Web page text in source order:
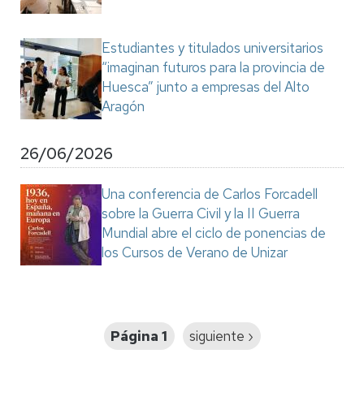
Estudiantes y titulados universitarios
“imaginan futuros para la provincia de
Huesca” junto a empresas del Alto
Aragón
26/06/2026
Una conferencia de Carlos Forcadell
sobre la Guerra Civil y la II Guerra
Mundial abre el ciclo de ponencias de
los Cursos de Verano de Unizar
Página 1
Siguiente
siguiente ›